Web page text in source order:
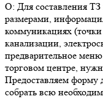
О: Для составления
размерами,
коммуникациях
канализации,
предварительное
торговом центре,
Предоставляем форму
собрать всю